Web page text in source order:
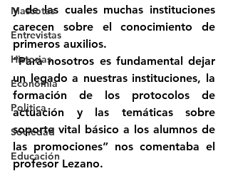
Mascotas
Entrevistas
Historias
Economía
Politica
Sociedad
Educación
y de las cuales muchas instituciones
carecen sobre el conocimiento de
primeros auxilios.
“Para nosotros es fundamental dejar
un legado a nuestras instituciones, la
formación de los protocolos de
actuación y las temáticas sobre
soporte vital básico a los alumnos de
las promociones” nos comentaba el
profesor Lezano.